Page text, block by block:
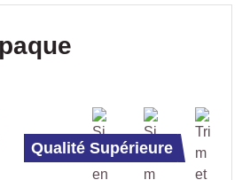
produits
Qualité Supérieure